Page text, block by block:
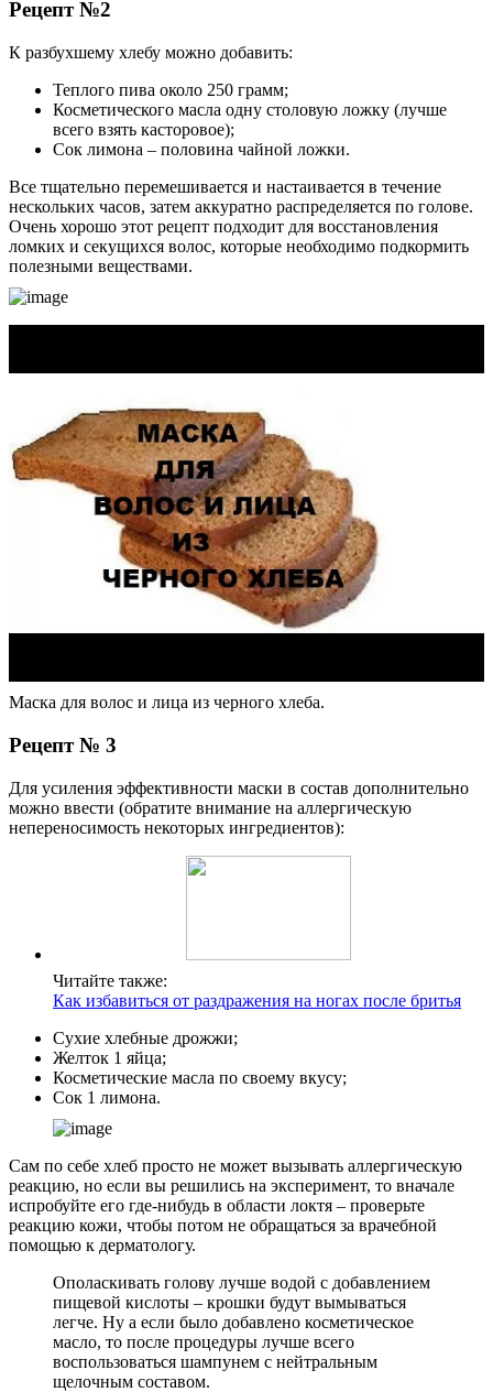
Рецепт №2
К разбухшему хлебу можно добавить:
Теплого пива около 250 грамм;
Косметического масла одну столовую ложку (лучше
всего взять касторовое);
Сок лимона – половина чайной ложки.
Все тщательно перемешивается и настаивается в течение
нескольких часов, затем аккуратно распределяется по голове.
Очень хорошо этот рецепт подходит для восстановления
ломких и секущихся волос, которые необходимо подкормить
полезными веществами.
Маска для волос и лица из черного хлеба.
Рецепт № 3
Для усиления эффективности маски в состав дополнительно
можно ввести (обратите внимание на аллергическую
непереносимость некоторых ингредиентов):
Читайте также:
Как избавиться от раздражения на ногах после бритья
Сухие хлебные дрожжи;
Желток 1 яйца;
Косметические масла по своему вкусу;
Сок 1 лимона.
Сам по себе хлеб просто не может вызывать аллергическую
реакцию, но если вы решились на эксперимент, то вначале
испробуйте его где-нибудь в области локтя – проверьте
реакцию кожи, чтобы потом не обращаться за врачебной
помощью к дерматологу.
Ополаскивать голову лучше водой с добавлением
пищевой кислоты – крошки будут вымываться
легче. Ну а если было добавлено косметическое
масло, то после процедуры лучше всего
воспользоваться шампунем с нейтральным
щелочным составом.